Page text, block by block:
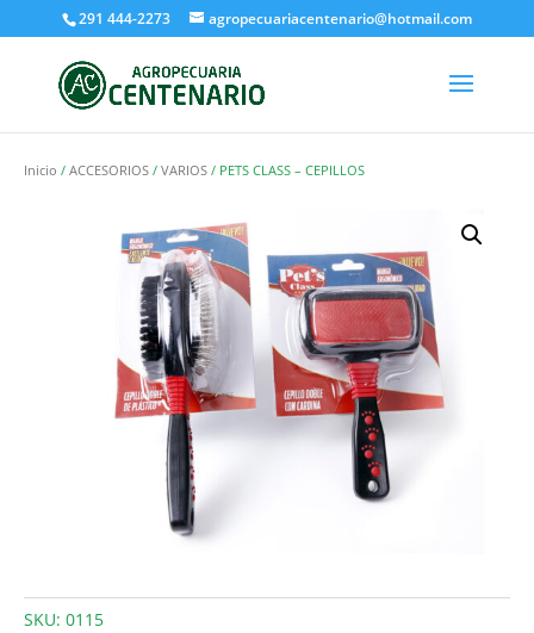
291 444-2273 agropecuariacentenario@hotmail.com
Inicio / ACCESORIOS / VARIOS / PETS CLASS – CEPILLOS
SKU: 0115